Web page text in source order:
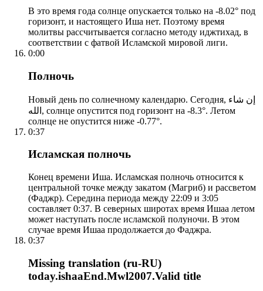
В это время года солнце опускается только на -8.02° под
горизонт, и настоящего Иша нет. Поэтому время
молитвы рассчитывается согласно методу иджтихад, в
соответствии с фатвой Исламской мировой лиги.
0:00
Полночь
Новый день по солнечному календарю. Сегодня, إن شاء
الله, солнце опустится под горизонт на -8.3°. Летом
солнце не опустится ниже -0.77°.
0:37
Исламская полночь
Конец времени Иша. Исламская полночь относится к
центральной точке между закатом (Магриб) и рассветом
(Фаджр). Середина периода между 22:09 и 3:05
составляет 0:37. В северных широтах время Ишаа летом
может наступать после исламской полуночи. В этом
случае время Ишаа продолжается до Фаджра.
0:37
Missing translation (ru-RU)
today.ishaaEnd.Mwl2007.Valid title